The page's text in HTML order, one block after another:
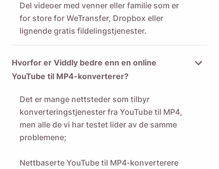
Del videoer med venner eller familie som er
for store for WeTransfer, Dropbox eller
lignende gratis fildelingstjenester.
Hvorfor er Viddly bedre enn en online
YouTube til MP4-konverterer?
Det er mange nettsteder som tilbyr
konverteringstjenester fra YouTube til MP4,
men alle de vi har testet lider av de samme
problemene;
Nettbaserte YouTube til MP4-konverterere